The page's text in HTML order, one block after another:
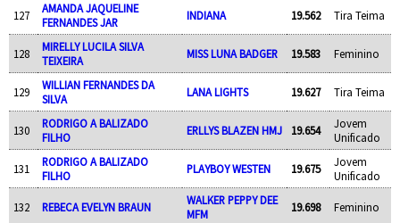
127
AMANDA JAQUELINE
FERNANDES JAR
INDIANA 19.562 Tira Teima
128
MIRELLY LUCILA SILVA
TEIXEIRA
MISS LUNA BADGER 19.583 Feminino
129
WILLIAN FERNANDES DA
SILVA
LANA LIGHTS 19.627 Tira Teima
130
RODRIGO A BALIZADO
FILHO
ERLLYS BLAZEN HMJ 19.654
Jovem
Unificado
131
RODRIGO A BALIZADO
FILHO
PLAYBOY WESTEN 19.675
Jovem
Unificado
132 REBECA EVELYN BRAUN
WALKER PEPPY DEE
MFM
19.698 Feminino